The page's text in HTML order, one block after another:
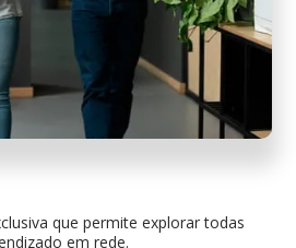
que permite explorar todas
em rede.